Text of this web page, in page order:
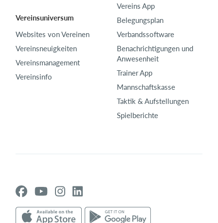
Vereinsuniversum
Websites von Vereinen
Vereinsneuigkeiten
Vereinsmanagement
Vereinsinfo
Vereins App
Belegungsplan
Verbandssoftware
Benachrichtigungen und
Anwesenheit
Trainer App
Mannschaftskasse
Taktik & Aufstellungen
Spielberichte